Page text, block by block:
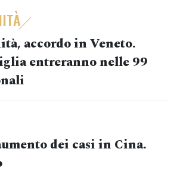
accordo in Veneto.
entreranno nelle 99
dei casi in Cina.